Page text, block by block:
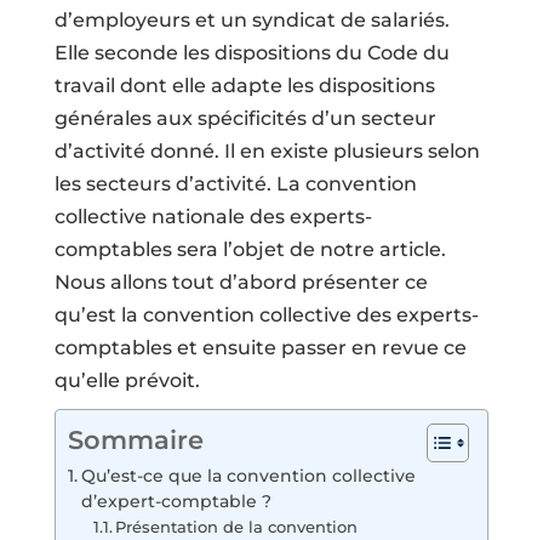
d’employeurs et un syndicat de salariés.
Elle seconde les dispositions du Code du
travail dont elle adapte les dispositions
générales aux spécificités d’un secteur
d’activité donné. Il en existe plusieurs selon
les secteurs d’activité. La convention
collective nationale des experts-
comptables sera l’objet de notre article.
Nous allons tout d’abord présenter ce
qu’est la convention collective des experts-
comptables et ensuite passer en revue ce
qu’elle prévoit.
Sommaire
Qu’est-ce que la convention collective
d’expert-comptable ?
Présentation de la convention